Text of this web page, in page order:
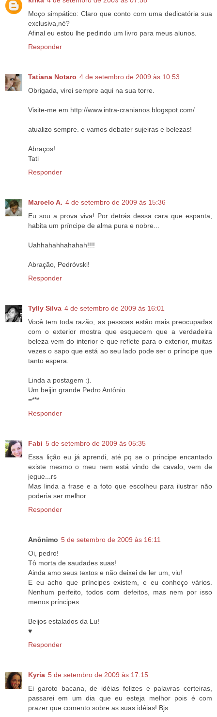
Moço simpático: Claro que conto com uma dedicatória sua
exclusiva,né?
Afinal eu estou lhe pedindo um livro para meus alunos.
Responder
Tatiana Notaro 4 de setembro de 2009 às 10:53
Obrigada, virei sempre aqui na sua torre.
Visite-me em http://www.intra-cranianos.blogspot.com/
atualizo sempre. e vamos debater sujeiras e belezas!
Abraços!
Tati
Responder
Marcelo A. 4 de setembro de 2009 às 15:36
Eu sou a prova viva! Por detrás dessa cara que espanta,
habita um príncipe de alma pura e nobre...
Uahhahahhahahah!!!!
Abração, Pedróvski!
Responder
Tylly Silva 4 de setembro de 2009 às 16:01
Você tem toda razão, as pessoas estão mais preocupadas
com o exterior mostra que esquecem que a verdadeira
beleza vem do interior e que reflete para o exterior, muitas
vezes o sapo que está ao seu lado pode ser o príncipe que
tanto espera.
Linda a postagem :).
Um beijin grande Pedro Antônio
=***
Responder
Fabi 5 de setembro de 2009 às 05:35
Essa lição eu já aprendi, até pq se o principe encantado
existe mesmo o meu nem está vindo de cavalo, vem de
jegue...rs
Mas linda a frase e a foto que escolheu para ilustrar não
poderia ser melhor.
Responder
Anônimo 5 de setembro de 2009 às 16:11
Oi, pedro!
Tô morta de saudades suas!
Ainda amo seus textos e não deixei de ler um, viu!
E eu acho que príncipes existem, e eu conheço vários.
Nenhum perfeito, todos com defeitos, mas nem por isso
menos príncipes.
Beijos estalados da Lu!
♥
Responder
Kyria 5 de setembro de 2009 às 17:15
Ei garoto bacana, de idéias felizes e palavras certeiras,
passarei em um dia que eu esteja melhor pois é com
prazer que comento sobre as suas idéias! Bjs